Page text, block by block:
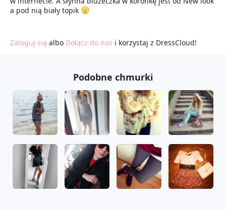
a pod nią biały topik
Zaloguj się albo Dołącz do nas i korzystaj z DressCloud!
Podobne chmurki